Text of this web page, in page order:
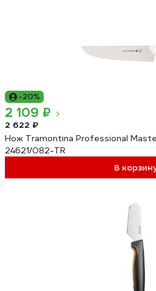
-20%
2 109 ₽
2 622 ₽
Нож Tramontina Professional
24621/082-TR
В